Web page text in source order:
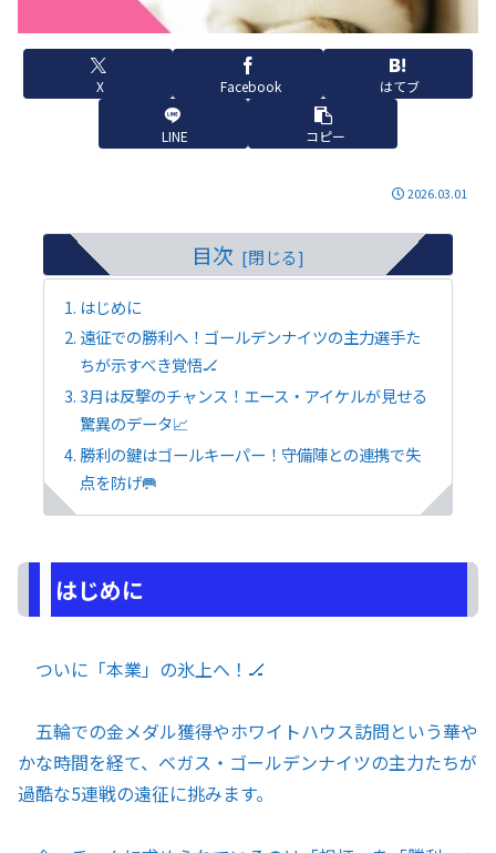
X Facebook はてブ
LINE コピー
2026.03.01
目次
はじめに
遠征での勝利へ！ゴールデンナイツの主力選手た
ちが示すべき覚悟🏒
3月は反撃のチャンス！エース・アイケルが見せる
驚異のデータ📈
勝利の鍵はゴールキーパー！守備陣との連携で失
点を防げ🥅
はじめに
ついに「本業」の氷上へ！🏒
五輪での金メダル獲得やホワイトハウス訪問という華や
かな時間を経て、ベガス・ゴールデンナイツの主力たちが
過酷な5連戦の遠征に挑みます。